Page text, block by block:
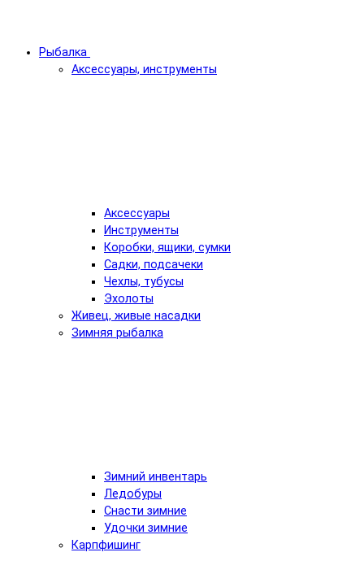
Рыбалка
Аксессуары, инструменты
Аксессуары
Инструменты
Коробки, ящики, сумки
Садки, подсачеки
Чехлы, тубусы
Эхолоты
Живец, живые насадки
Зимняя рыбалка
Зимний инвентарь
Ледобуры
Снасти зимние
Удочки зимние
Карпфишинг